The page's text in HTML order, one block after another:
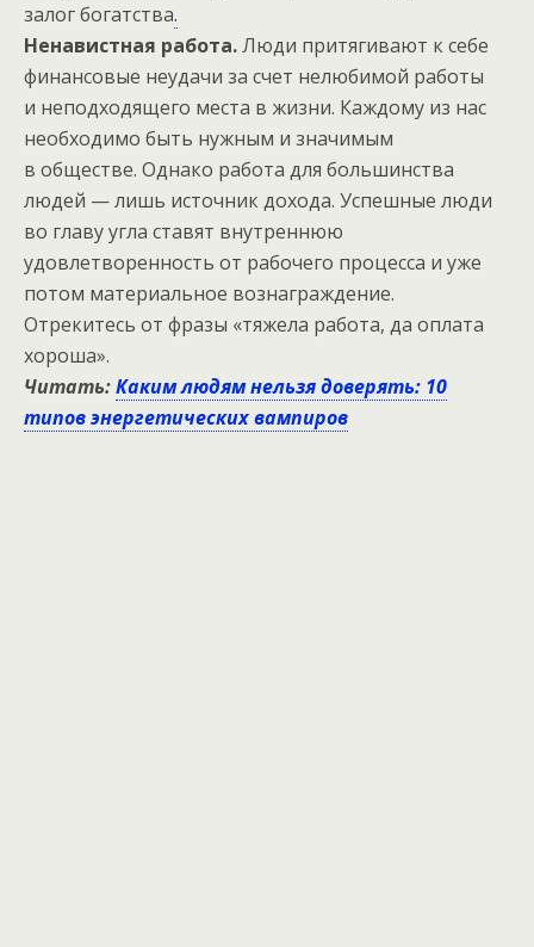
залог богатства.
Ненавистная работа.Люди притягивают к себе
финансовые неудачи за счет нелюбимой работы
и неподходящего места в жизни. Каждому из нас
необходимо быть нужным и значимым
в обществе. Однако работа для большинства
людей — лишь источник дохода. Успешные люди
во главу угла ставят внутреннюю
удовлетворенность от рабочего процесса и уже
потом материальное вознаграждение.
Отрекитесь от фразы «тяжела работа, да оплата
хороша».
Читать:Каким людям нельзя доверять: 10
типов энергетических вампиров